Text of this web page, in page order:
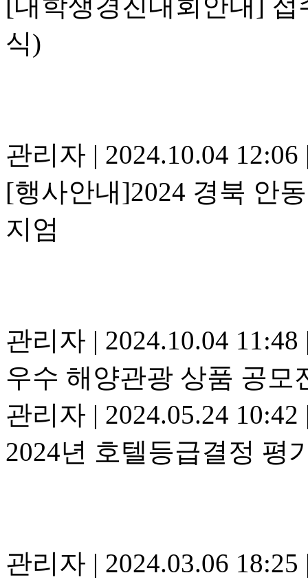
식)
관리자 | 2024.10.04 12:06
[행사안내]2024 경북 안
지엄
관리자 | 2024.10.04 11:48
우수 해양관광 상품 공모
관리자 | 2024.05.24 10:42
2024년 호텔등급결정 평
관리자 | 2024.03.06 18:25